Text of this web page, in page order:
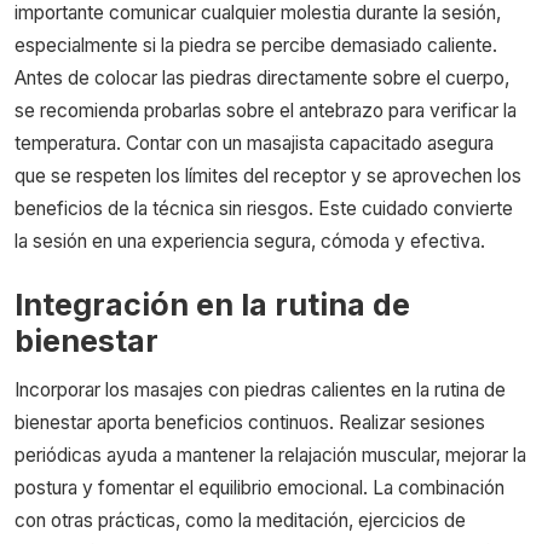
importante comunicar cualquier molestia durante la sesión,
especialmente si la piedra se percibe demasiado caliente.
Antes de colocar las piedras directamente sobre el cuerpo,
se recomienda probarlas sobre el antebrazo para verificar la
temperatura. Contar con un masajista capacitado asegura
que se respeten los límites del receptor y se aprovechen los
beneficios de la técnica sin riesgos. Este cuidado convierte
la sesión en una experiencia segura, cómoda y efectiva.
Integración en la rutina de
bienestar
Incorporar los masajes con piedras calientes en la rutina de
bienestar aporta beneficios continuos. Realizar sesiones
periódicas ayuda a mantener la relajación muscular, mejorar la
postura y fomentar el equilibrio emocional. La combinación
con otras prácticas, como la meditación, ejercicios de